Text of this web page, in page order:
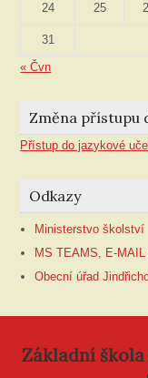
24 25
31
« Čvn
Změna přístupu
Přístup do jazykové
Odkazy
Ministerstvo školství
MS TEAMS, E-
Obecní úřad
Základní